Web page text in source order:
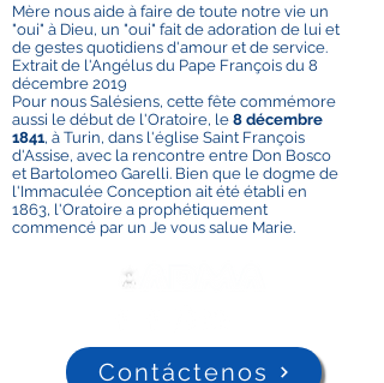
Mère nous aide à faire de toute notre vie un
"oui" à Dieu, un "oui" fait de adoration de lui et
de gestes quotidiens d'amour et de service.
Extrait de l'Angélus du Pape François du 8
décembre 2019
Pour nous Salésiens, cette fête commémore
aussi le début de l'Oratoire, le 8 décembre
1841, à Turin, dans l'église Saint François
d'Assise, avec la rencontre entre Don Bosco
et Bartolomeo Garelli. Bien que le dogme de
l'Immaculée Conception ait été établi en
1863, l'Oratoire a prophétiquement
commencé par un Je vous salue Marie.
Contáctenos